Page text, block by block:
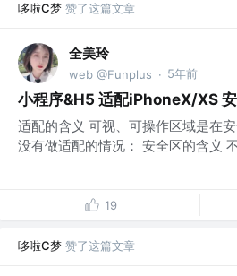
哆啦C梦 赞了这篇文章
全美玲
web @Funplus · 5年前
小程序&H5 适配iPhoneX/XS
适配的含义 可视、可操作区域是在安
没有做适配的情况： 安全区的含义
19
哆啦C梦 赞了这篇文章